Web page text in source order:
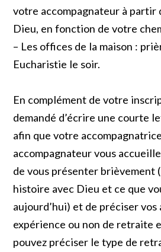
votre accompagnateur à partir
Dieu, en fonction de votre
– Les offices de la maison :
Eucharistie le soir.
En complément de votre
demandé d’écrire une courte
afin que votre
accompagnateur vous
de vous présenter brièvement
histoire avec Dieu et ce que
aujourd’hui) et de préciser
expérience ou non de retraite
pouvez préciser le type de